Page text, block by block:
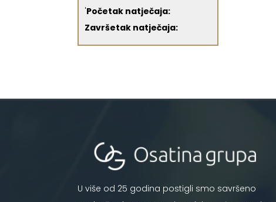
'Početak natječaja:
Završetak natječaja:
U više od 25 godina postigli smo savršeno